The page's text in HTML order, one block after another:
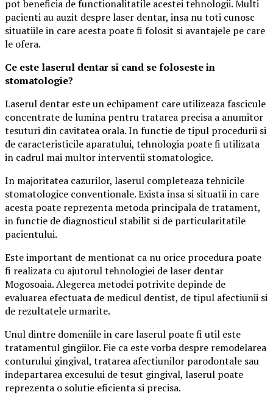
pot beneficia de functionalitatile acestei tehnologii. Multi
pacienti au auzit despre laser dentar, insa nu toti cunosc
situatiile in care acesta poate fi folosit si avantajele pe care
le ofera.
Ce este laserul dentar si cand se foloseste in
stomatologie?
Laserul dentar este un echipament care utilizeaza fascicule
concentrate de lumina pentru tratarea precisa a anumitor
tesuturi din cavitatea orala. In functie de tipul procedurii si
de caracteristicile aparatului, tehnologia poate fi utilizata
in cadrul mai multor interventii stomatologice.
In majoritatea cazurilor, laserul completeaza tehnicile
stomatologice conventionale. Exista insa si situatii in care
acesta poate reprezenta metoda principala de tratament,
in functie de diagnosticul stabilit si de particularitatile
pacientului.
Este important de mentionat ca nu orice procedura poate
fi realizata cu ajutorul tehnologiei de laser dentar
Mogosoaia. Alegerea metodei potrivite depinde de
evaluarea efectuata de medicul dentist, de tipul afectiunii si
de rezultatele urmarite.
Unul dintre domeniile in care laserul poate fi util este
tratamentul gingiilor. Fie ca este vorba despre remodelarea
conturului gingival, tratarea afectiunilor parodontale sau
indepartarea excesului de tesut gingival, laserul poate
reprezenta o solutie eficienta si precisa.